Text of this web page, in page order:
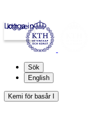
kth.se
Logga in
Sök
English
Kemi för basår I